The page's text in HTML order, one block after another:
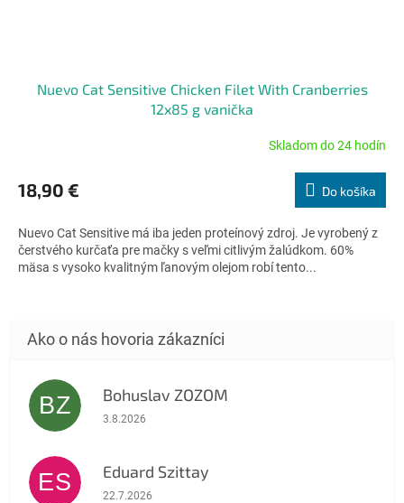
Nuevo Cat Sensitive Chicken Filet With Cranberries
12x85 g vanička
produktu
je
z
5
hviezdičiek.
Skladom do 24 hodín
18,90 € Do košíka
Nuevo Cat Sensitive má iba jeden proteínový zdroj. Je vyrobený z
čerstvého kurčaťa pre mačky s veľmi citlivým žalúdkom. 60%
mäsa s vysoko kvalitným ľanovým olejom robí tento...
BZ Bohuslav ZOZOM
Hodnotenie obchodu je 5 z 5 hviezdičiek.
3.8.2026
ES Eduard Szittay
Hodnotenie obchodu je 5 z 5 hviezdičiek.
22.7.2026